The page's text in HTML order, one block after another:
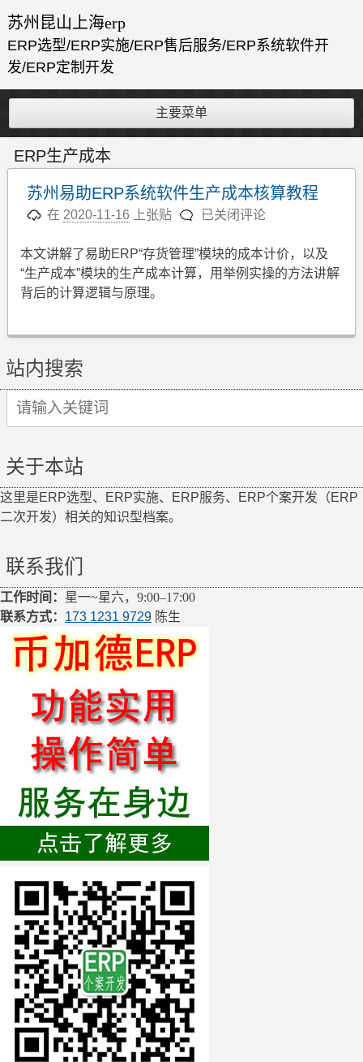
跳
至
内
容
苏州昆山上海erp
ERP选型/ERP实施/ERP售后服务/ERP系统软件开
发/ERP定制开发
主要菜单
ERP生产成本
苏州易助ERP系统软件生产成本核算教程
在 2020-11-16 上张贴
苏
易
助
生
成
算
教
已关闭评论
本文讲解了易助ERP“存货管理”模块的成本计价，以及
“生产成本”模块的生产成本计算，用举例实操的方法讲解
背后的计算逻辑与原理。
站内搜索
Search
关于本站
这里是ERP选型、ERP实施、ERP服务、ERP个案开发（ERP
二次开发）相关的知识型档案。
联系我们
工作时间： 星一~星六，9:00–17:00
联系方式： 173 1231 9729 陈生